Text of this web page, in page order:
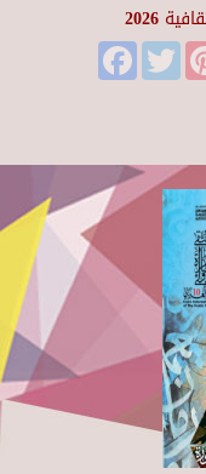
2026
Facebook